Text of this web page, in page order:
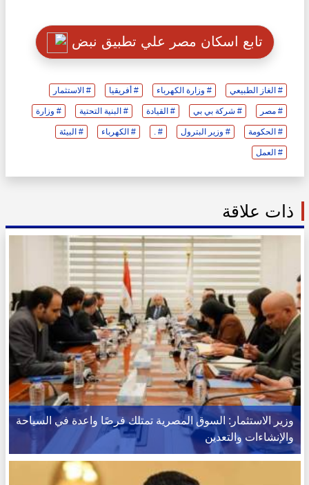
تابع اسكان مصر علي تطبيق نبض
# الغاز الطبيعي # وزارة الكهرباء # أفريقيا # الاستثمار
# مصر # شركة بي بي # القيادة # البنية التحتية # وزارة
# الحكومة # وزير البترول # . # الكهرباء # البيئة
# العمل
ذات علاقة
وزير الاستثمار: السوق المصرية تمتلك فرصًا واعدة في السياحة
والإنشاءات والتعدين